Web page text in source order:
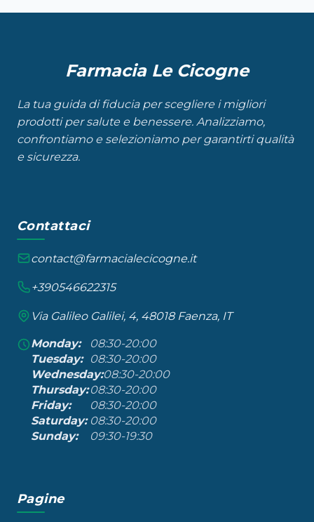
Farmacia Le Cicogne
La tua guida di fiducia per scegliere i migliori
prodotti per salute e benessere. Analizziamo,
confrontiamo e selezioniamo per garantirti qualità
e sicurezza.
Contattaci
contact@farmacialecicogne.it
+390546622315
Via Galileo Galilei, 4, 48018 Faenza, IT
Monday:
08:30-20:00
Tuesday:
08:30-20:00
Wednesday:08:30-20:00
Thursday: 08:30-20:00
Friday:
08:30-20:00
Saturday: 08:30-20:00
Sunday:
09:30-19:30
Pagine